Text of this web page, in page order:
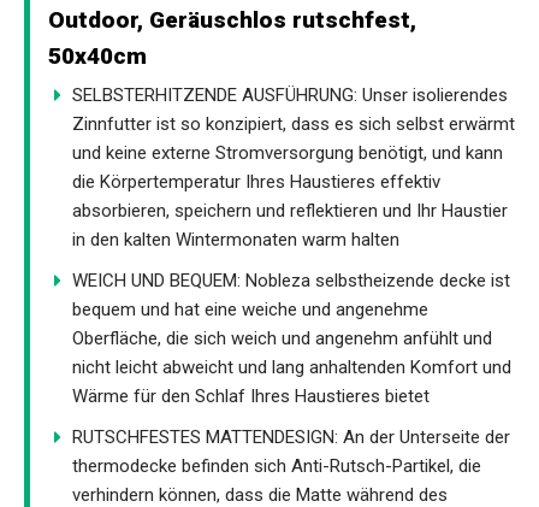
Outdoor, Geräuschlos rutschfest,
50x40cm
SELBSTERHITZENDE AUSFÜHRUNG: Unser isolierendes
Zinnfutter ist so konzipiert, dass es sich selbst erwärmt
und keine externe Stromversorgung benötigt, und kann
die Körpertemperatur Ihres Haustieres effektiv
absorbieren, speichern und reflektieren und Ihr Haustier
in den kalten Wintermonaten warm halten
WEICH UND BEQUEM: Nobleza selbstheizende decke ist
bequem und hat eine weiche und angenehme
Oberfläche, die sich weich und angenehm anfühlt und
nicht leicht abweicht und lang anhaltenden Komfort und
Wärme für den Schlaf Ihres Haustieres bietet
RUTSCHFESTES MATTENDESIGN: An der Unterseite der
thermodecke befinden sich Anti-Rutsch-Partikel, die
verhindern können, dass die Matte während des